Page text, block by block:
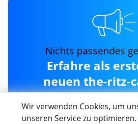
Wir verwenden Cookies, um
unseren Service zu optimieren.
Nichts passendes
Erfahre als
neuen the-ritz-
hotel-
gmbh Jobs in